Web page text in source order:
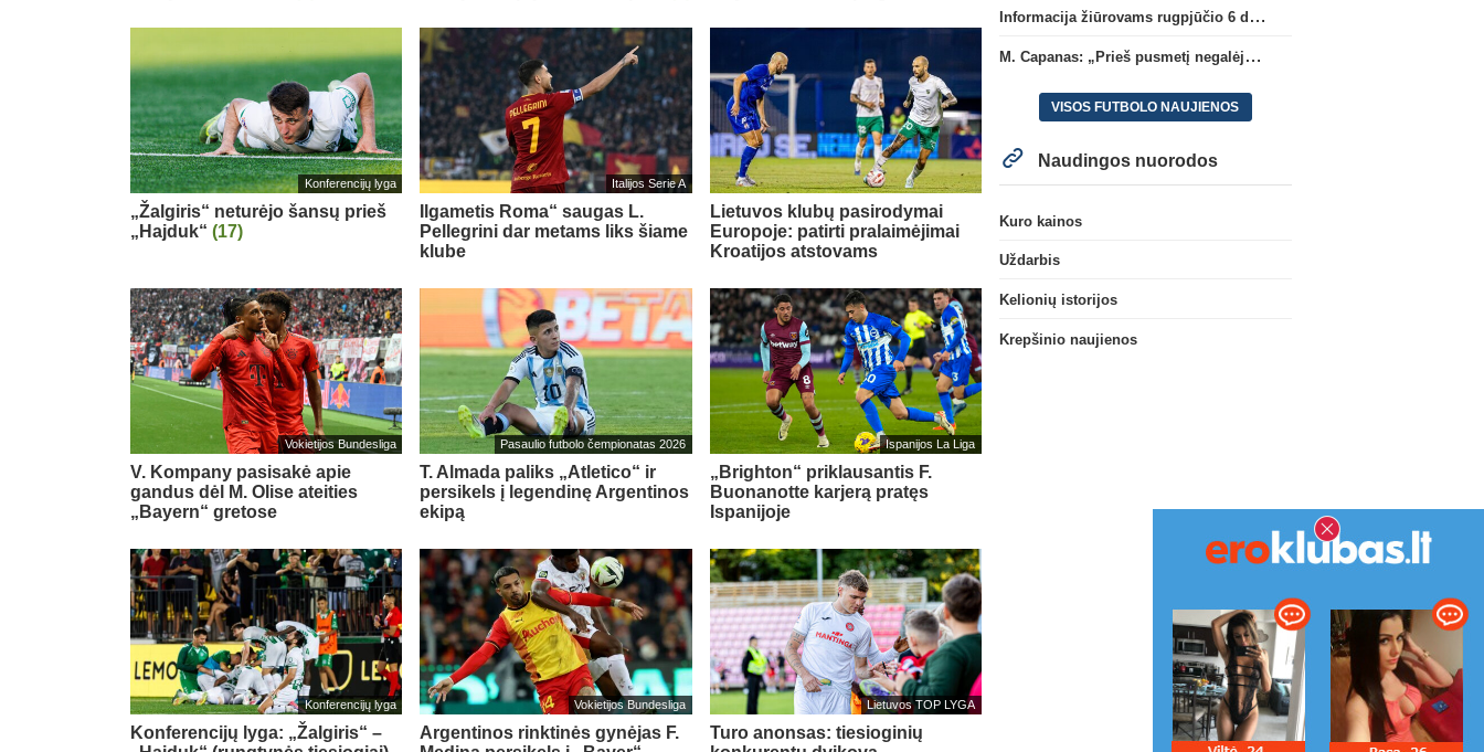
Konferencijų lyga
„Žalgiris“ neturėjo šansų prieš
„Hajduk“ (17)
Italijos Serie A
Ilgametis Roma“ saugas L.
Pellegrini dar metams liks šiame
klube
Lietuvos klubų pasirodymai
Europoje: patirti pralaimėjimai
Kroatijos atstovams
Vokietijos Bundesliga
V. Kompany pasisakė apie
gandus dėl M. Olise ateities
„Bayern“ gretose
Pasaulio futbolo čempionatas 2026
T. Almada paliks „Atletico“ ir
persikels į legendinę Argentinos
ekipą
Ispanijos La Liga
„Brighton“ priklausantis F.
Buonanotte karjerą pratęs
Ispanijoje
Konferencijų lyga
Konferencijų lyga: „Žalgiris“ –
Vokietijos Bundesliga
Argentinos rinktinės gynėjas F.
Lietuvos TOP LYGA
Turo anonsas: tiesioginių
Informacija žiūrovams rugpjūčio 6 d. UEFA rungtynėms
M. Capanas: „Prieš pusmetį negalėjau net įsivaizduoti, kad žaisime prieš „Hajduk“
VISOS FUTBOLO NAUJIENOS
Naudingos nuorodos
Kuro kainos
Uždarbis
Kelionių istorijos
Krepšinio naujienos